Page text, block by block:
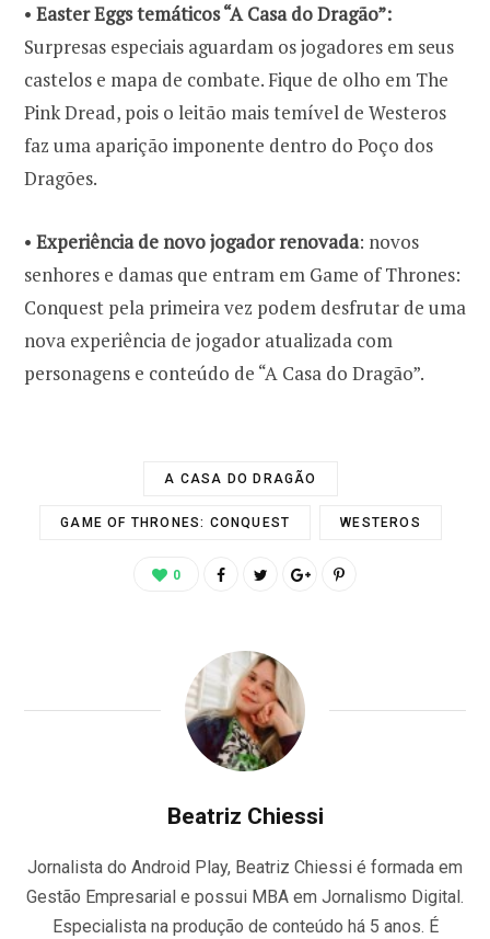
• Easter Eggs temáticos “A Casa do Dragão”:
Surpresas especiais aguardam os jogadores em seus
castelos e mapa de combate. Fique de olho em The
Pink Dread, pois o leitão mais temível de Westeros
faz uma aparição imponente dentro do Poço dos
• Experiência de novo jogador renovada: novos
senhores e damas que entram em Game of Thrones:
Conquest pela primeira vez podem desfrutar de uma
nova experiência de jogador atualizada com
personagens e conteúdo de “A Casa do Dragão”.
A CASA DO DRAGÃO
GAME OF THRONES: CONQUEST WESTEROS
0
Beatriz Chiessi
Jornalista do Android Play, Beatriz Chiessi é formada em
Gestão Empresarial e possui MBA em Jornalismo Digital.
Especialista na produção de conteúdo há 5 anos. É